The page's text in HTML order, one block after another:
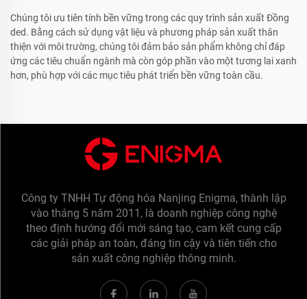
Chúng tôi ưu tiên tính bền vững trong các quy trình sản xuất Đồng
ded. Bằng cách sử dụng vật liệu và phương pháp sản xuất thân
thiện với môi trường, chúng tôi đảm bảo sản phẩm không chỉ đáp
ứng các tiêu chuẩn ngành mà còn góp phần vào một tương lai xanh
hơn, phù hợp với các mục tiêu phát triển bền vững toàn cầu.
Công ty TNHH Tự động hóa Nanjing Enigma, thành lập
vào tháng 5 năm 2011, là doanh nghiệp công nghệ
theo định hướng đổi mới sáng tạo, cam kết cung cấp
các giải pháp an toàn, đáng tin cậy và tiên tiến cho
sản xuất công nghiệp thông minh.